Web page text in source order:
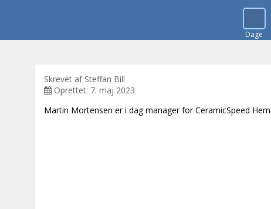
Dage
Skrevet af Steffan Bill
Oprettet: 7. maj 2023
Martin Mortensen er i dag manager for CeramicSpeed